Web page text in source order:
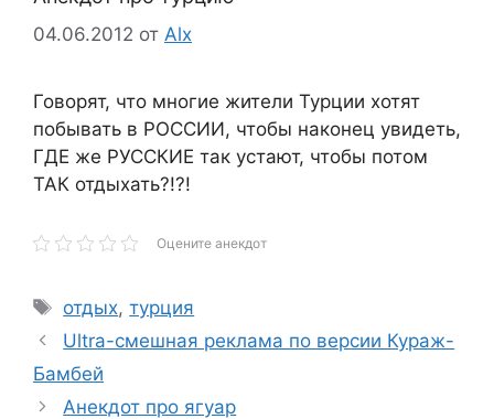
04.06.2012 от Alx
Говорят, что многие жители Турции хотят
побывать в РОССИИ, чтобы наконец увидеть,
ГДЕ же РУССКИЕ так устают, чтобы потом
ТАК отдыхать?!?!
Оцените анекдот
Метки
отдых,турция
Ultrа-смешная реклама по версии Кураж-
Бамбей
Анекдот про ягуар